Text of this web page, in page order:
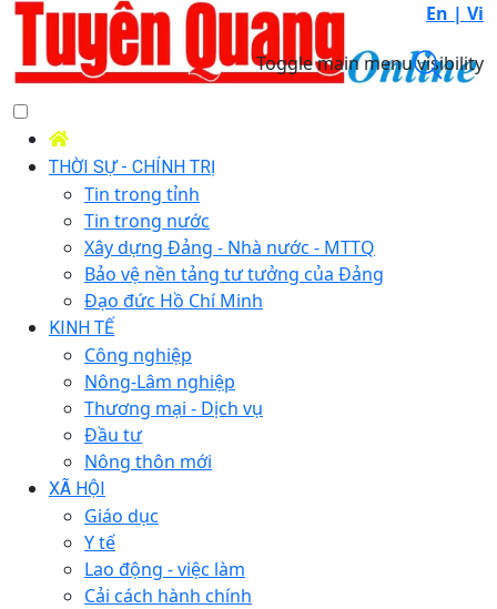
En | Vi
Toggle main menu visibility
THỜI SỰ - CHÍNH TRỊ
Tin trong tỉnh
Tin trong nước
Xây dựng Đảng - Nhà nước - MTTQ
Bảo vệ nền tảng tư tưởng của Đảng
Đạo đức Hồ Chí Minh
KINH TẾ
Công nghiệp
Nông-Lâm nghiệp
Thương mại - Dịch vụ
Đầu tư
Nông thôn mới
XÃ HỘI
Giáo dục
Y tế
Lao động - việc làm
Cải cách hành chính